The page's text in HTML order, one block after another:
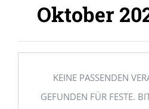
Oktober
KEINE PASSENDEN
GEFUNDEN FÜR FESTE.